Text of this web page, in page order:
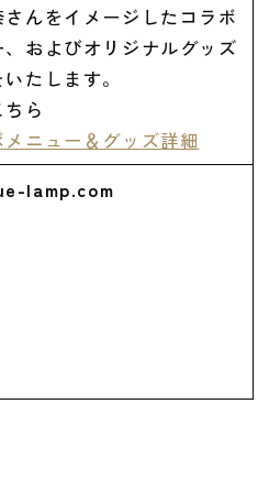
んをイメージしたコラボ
、およびオリジナルグッズ
たします。
ら
ニュー＆グッズ詳細
lamp.com